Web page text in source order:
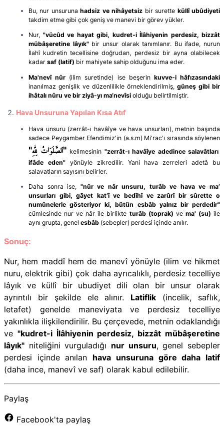
Bu, nur unsurunahadsiz ve nihâyetsiz bir surette küllî ubûdiyeti
takdim etme gibi çok geniş ve manevi bir görev yükler.
Nur, "vücûd ve hayat gibi, kudret-i İlâhiyenin perdesiz, bizzât
mübâşeretine lâyık"bir unsur olarak tanımlanır. Bu ifade, nurun
İlahî kudretin tecellisine doğrudan, perdesiz bir ayna olabilecek
kadar saf (latif) bir mahiyete sahip olduğunu ima eder.
Ma'nevî nûr (ilim suretinde) ise beşerin kuvve-i hâfızasındaki
inanılmaz genişlik ve düzenlilikle örneklendirilmiş, güneş gibi bir
ihâtalı nûru ve bir ziyâ-yı ma‘nevîsi olduğu belirtilmiştir.
Hava Unsuruna Yapılan Kısa Atıf
Hava unsuru (zerrât-ı havâîye ve hava unsurları), metnin başında
sadece Peygamber Efendimiz'in (a.s.m) Mi'rac'ı sırasında söylenen
"اَلصَّلَوَاتُ لِلّٰهِ" kelimesinin "zerrât-ı havâîye adedince salavâtları
ifâde eden"yönüyle zikredilir. Yani hava zerreleri adetâ bu
salavatların sayısını belirler.
Daha sonra ise, "nûr ve nâr unsuru, turâb ve hava ve ma’
unsurları gibi, gāyet kat‘î ve bedîhî ve zarûrî bir sûrette o
numûnelerle gösteriyor ki, bütün esbâb yalnız bir perdedir"
cümlesinde nur ve nâr ile birlikte turâb (toprak) ve ma' (su) ile
aynı grupta, genel esbâb (sebepler) perdesi içinde anılır.
Sonuç:
Nur, hem maddî hem de manevî yönüyle (ilim ve hikmet
nuru, elektrik gibi) çok daha ayrıcalıklı, perdesiz tecelliye
lâyık ve küllî bir ubudiyet dili olan bir unsur olarak
ayrıntılı bir şekilde ele alınır. Latiflik (incelik, saflık,
letafet) genelde maneviyata ve perdesiz tecelliye
yakınlıkla ilişkilendirilir. Bu çerçevede, metnin odaklandığı
ve "kudret-i İlâhiyenin perdesiz, bizzât mübâşeretine
lâyık" niteliğini vurguladığı nur unsuru, genel sebepler
perdesi içinde anılan hava unsuruna göre daha latif
(daha ince, manevî ve saf) olarak kabul edilebilir.
Paylaş
Facebook'ta paylaş